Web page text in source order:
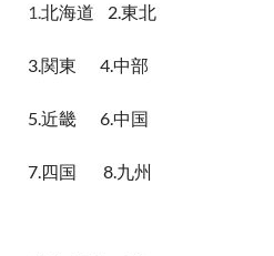
1.北海道 2.東北
3.関東 4.中部
5.近畿 6.中国
7.四国 8.九州